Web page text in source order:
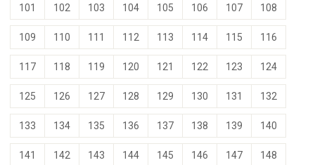
101 102 103 104 105 106 107 108
109 110 111 112 113 114 115 116
117 118 119 120 121 122 123 124
125 126 127 128 129 130 131 132
133 134 135 136 137 138 139 140
141 142 143 144 145 146 147 148